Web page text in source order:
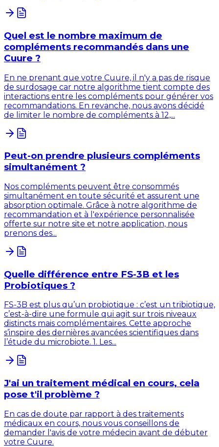
Quel est le nombre maximum de
compléments recommandés dans une
Cuure ?
En ne prenant que votre Cuure, il n'y a pas de risque
de surdosage car notre algorithme tient compte des
interactions entre les compléments pour générer vos
recommandations. En revanche, nous avons décidé
de limiter le nombre de compléments à 12,...
Peut-on prendre plusieurs compléments
simultanément ?
Nos compléments peuvent être consommés
simultanément en toute sécurité et assurent une
absorption optimale. Grâce à notre algorithme de
recommandation et à l'expérience personnalisée
offerte sur notre site et notre application, nous
prenons des...
Quelle différence entre FS-3B et les
Probiotiques ?
FS-3B est plus qu’un probiotique : c’est un tribiotique,
c’est-à-dire une formule qui agit sur trois niveaux
distincts mais complémentaires. Cette approche
s’inspire des dernières avancées scientifiques dans
l’étude du microbiote. 1. Les...
J'ai un traitement médical en cours, cela
pose t'il problème ?
En cas de doute par rapport à des traitements
médicaux en cours, nous vous conseillons de
demander l'avis de votre médecin avant de débuter
votre Cuure.